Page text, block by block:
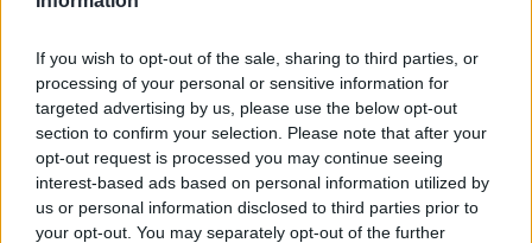
If you wish to opt-out of the sale, sharing to third parties, or
processing of your personal or sensitive information for
targeted advertising by us, please use the below opt-out
section to confirm your selection. Please note that after your
opt-out request is processed you may continue seeing
interest-based ads based on personal information utilized by
us or personal information disclosed to third parties prior to
your opt-out. You may separately opt-out of the further